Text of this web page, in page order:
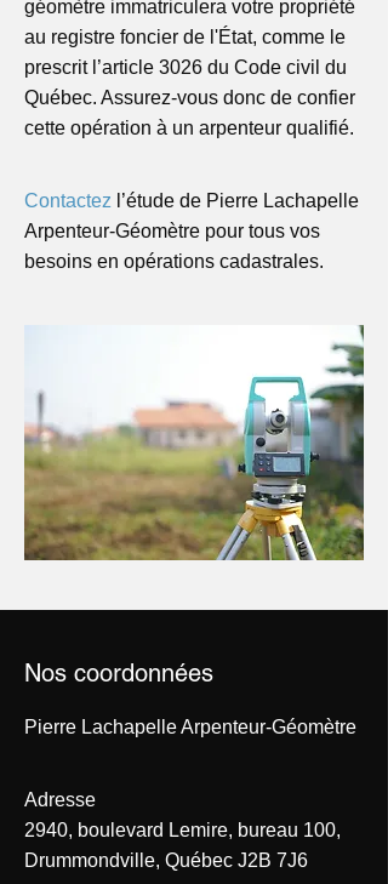
géomètre immatriculera votre propriété
au registre foncier de l'État, comme le
prescrit l’article 3026 du Code civil du
Québec. Assurez-vous donc de confier
cette opération à un arpenteur qualifié.
Contactez l’étude de Pierre Lachapelle
Arpenteur-Géomètre pour tous vos
besoins en opérations cadastrales.
Nos coordonnées
Pierre Lachapelle Arpenteur-Géomètre
Adresse
2940, boulevard Lemire, bureau 100,
Drummondville, Québec J2B 7J6